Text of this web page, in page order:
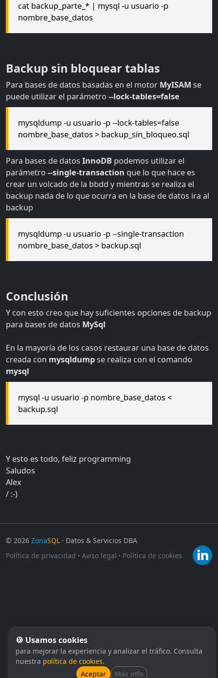
cat backup_parte_* | mysql -u usuario -p
nombre_base_datos
Backup sin bloquear tablas
Para bases de datos basadas en el motor MyISAM se
puede utilizar el parámetro --lock-tables=false
mysqldump -u usuario -p --lock-tables=false
nombre_base_datos > backup_sin_bloqueo.sql
Para bases de datos InnoDB podemos utilizar el
parámetro --single-transaction que lo que hace es
crear un volcado de la bbdd y mientras se realiza el
backup nada de lo que ocurra en la base de datos ira al
backup
mysqldump -u usuario -p --single-transaction
nombre_base_datos > backup.sql
Conclusión
Y con esto creo que hay suficientes opciones de backup
para bases de datos MySql
En la mayoría de los casos restaurar una base de datos
creada con mysqldumpse realiza con el comando
mysql
mysql -u usuario -p nombre_base_datos <
backup.sql
Y esto es todo, feliz programming
Saludos
Alex
/ :-)
© 2026 ZonaSQL · Datos & Servicios DBA
Política de privacidad · Aviso legal · Política de cookies
🍪 Usamos cookies
para mejorar la experiencia y analizar el tráfico. Consulta
nuestra política de cookies.
Aceptar
Más info